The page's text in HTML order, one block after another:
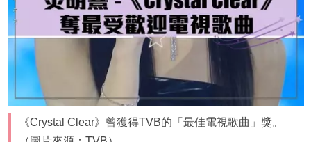
《Crystal Clear》曾獲得TVB的「最佳電視歌曲」獎。